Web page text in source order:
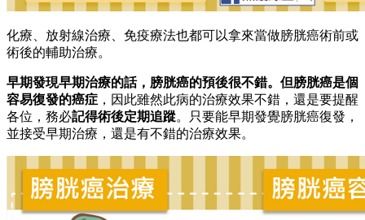
化療、放射線治療、免疫療法也都可以拿來當做膀胱癌術前或
術後的輔助治療。
早期發現早期治療的話，膀胱癌的預後很不錯。但膀胱癌是個
容易復發的癌症 ，因此雖然此病的治療效果不錯，還是要提醒
各位，務必記得術後定期追蹤。只要能早期發覺膀胱癌復發，
並接受早期治療，還是有不錯的治療效果。